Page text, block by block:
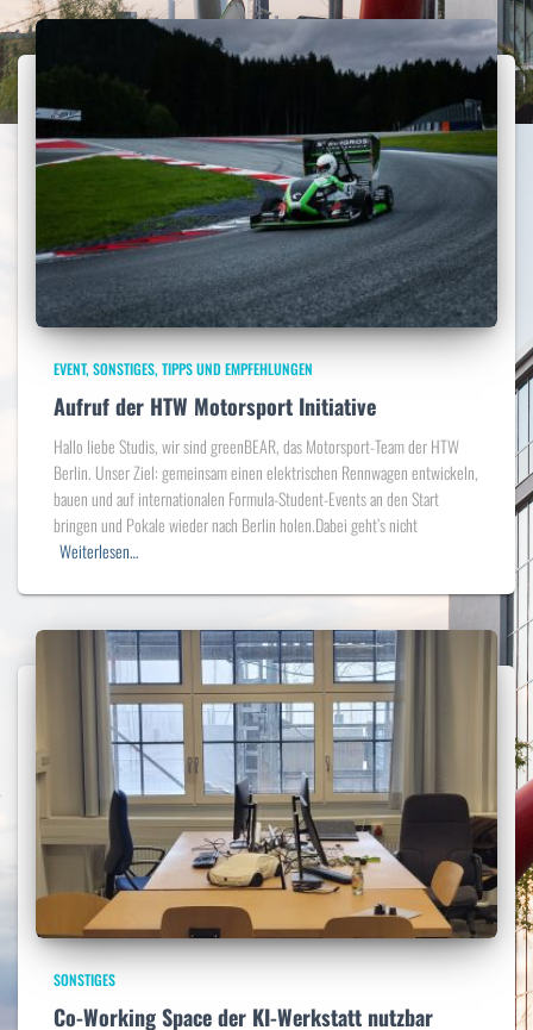
EVENT SONSTIGES TIPPS UND EMPFEHLUNGEN
Aufruf der HTW Motorsport Initiative
Hallo liebe Studis, wir sind greenBEAR, das Motorsport-Team der HTW
Berlin. Unser Ziel: gemeinsam einen elektrischen Rennwagen entwickeln,
bauen und auf internationalen Formula-Student-Events an den Start
bringen und Pokale wieder nach Berlin holen.Dabei geht’s nicht
Weiterlesen…
SONSTIGES
Co-Working Space der KI-Werkstatt nutzbar